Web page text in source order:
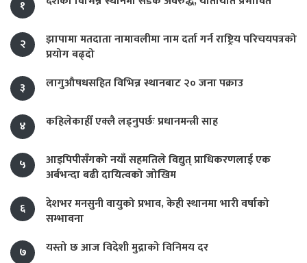
१
२
झापामा मतदाता नामावलीमा नाम दर्ता गर्न राष्ट्रिय परिचयपत्रको
प्रयोग बढ्दो
३
लागुऔषधसहित विभिन्न स्थानबाट २० जना पक्राउ
४ कहिलेकाहीँ एक्लै लड्नुपर्छः प्रधानमन्त्री साह
५
आइपिपीसँगको नयाँ सहमतिले विद्युत् प्राधिकरणलाई एक
अर्बभन्दा बढी दायित्वको जोखिम
६
देशभर मनसुनी वायुको प्रभाव, केही स्थानमा भारी वर्षाको
सम्भावना
७
यस्तो छ आज विदेशी मुद्राको विनिमय दर